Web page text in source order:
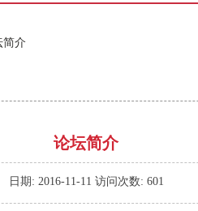
简介
论坛简介
日期: 2016-11-11 访问次数: 601